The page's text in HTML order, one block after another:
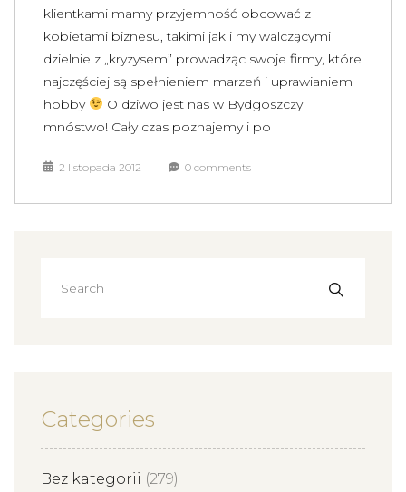
klientkami mamy przyjemność obcować z
kobietami biznesu, takimi jak i my walczącymi
dzielnie z „kryzysem” prowadząc swoje firmy, które
najczęściej są spełnieniem marzeń i uprawianiem
hobby
O dziwo jest nas w Bydgoszczy
mnóstwo! Cały czas poznajemy i po
2 listopada 2012 0 comments
Categories
Bez kategorii (279)